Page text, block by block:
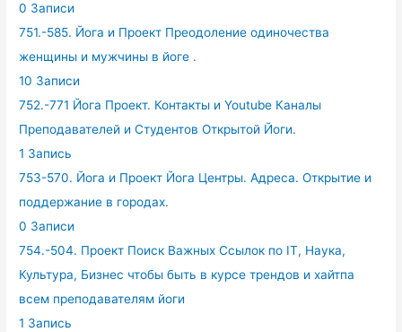
0 Записи
751.-585. Йога и Проект Преодоление одиночества
женщины и мужчины в йоге .
10 Записи
752.-771 Йога Проект. Контакты и Youtube Каналы
Преподавателей и Студентов Открытой Йоги.
1 Запись
753-570. Йога и Проект Йога Центры. Адреса. Открытие и
поддержание в городах.
0 Записи
754.-504. Проект Поиск Важных Ссылок по IT, Наука,
Культура, Бизнес чтобы быть в курсе трендов и хайтпа
всем преподавателям йоги
1 Запись